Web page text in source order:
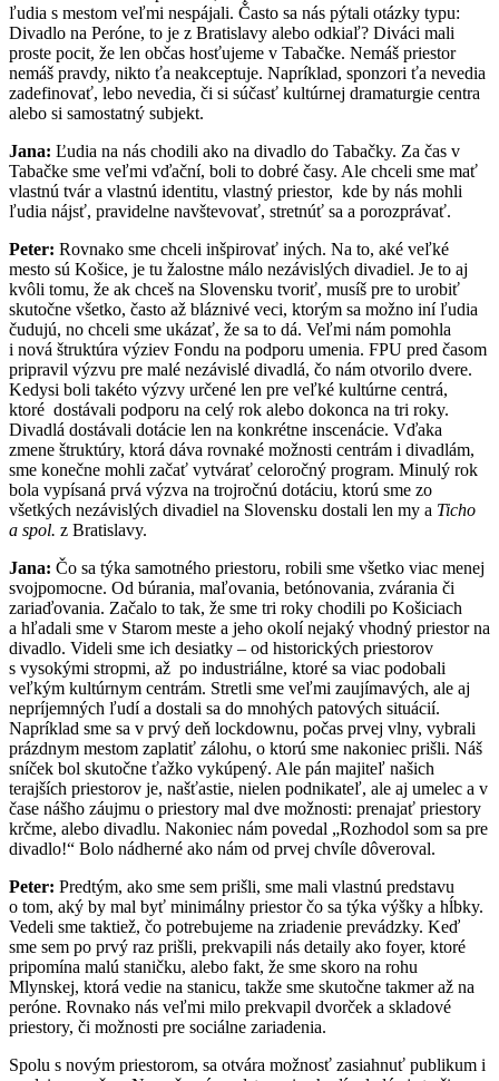
ľudia s mestom veľmi nespájali. Často sa nás pýtali otázky typu:
Divadlo na Peróne, to je z Bratislavy alebo odkiaľ? Diváci mali
proste pocit, že len občas hosťujeme v Tabačke. Nemáš priestor
nemáš pravdy, nikto ťa neakceptuje. Napríklad, sponzori ťa nevedia
zadefinovať, lebo nevedia, či si súčasť kultúrnej dramaturgie centra
alebo si samostatný subjekt.
Jana: Ľudia na nás chodili ako na divadlo do Tabačky. Za čas v
Tabačke sme veľmi vďační, boli to dobré časy. Ale chceli sme mať
vlastnú tvár a vlastnú identitu, vlastný priestor, kde by nás mohli
ľudia nájsť, pravidelne navštevovať, stretnúť sa a porozprávať.
Peter: Rovnako sme chceli inšpirovať iných. Na to, aké veľké
mesto sú Košice, je tu žalostne málo nezávislých divadiel. Je to aj
kvôli tomu, že ak chceš na Slovensku tvoriť, musíš pre to urobiť
skutočne všetko, často až bláznivé veci, ktorým sa možno iní ľudia
čudujú, no chceli sme ukázať, že sa to dá. Veľmi nám pomohla
i nová štruktúra výziev Fondu na podporu umenia. FPU pred časom
pripravil výzvu pre malé nezávislé divadlá, čo nám otvorilo dvere.
Kedysi boli takéto výzvy určené len pre veľké kultúrne centrá,
ktoré dostávali podporu na celý rok alebo dokonca na tri roky.
Divadlá dostávali dotácie len na konkrétne inscenácie. Vďaka
zmene štruktúry, ktorá dáva rovnaké možnosti centrám i divadlám,
sme konečne mohli začať vytvárať celoročný program. Minulý rok
bola vypísaná prvá výzva na trojročnú dotáciu, ktorú sme zo
všetkých nezávislých divadiel na Slovensku dostali len my a Ticho
a spol. z Bratislavy.
Jana: Čo sa týka samotného priestoru, robili sme všetko viac menej
svojpomocne. Od búrania, maľovania, betónovania, zvárania či
zariaďovania. Začalo to tak, že sme tri roky chodili po Košiciach
a hľadali sme v Starom meste a jeho okolí nejaký vhodný priestor na
divadlo. Videli sme ich desiatky – od historických priestorov
s vysokými stropmi, až po industriálne, ktoré sa viac podobali
veľkým kultúrnym centrám. Stretli sme veľmi zaujímavých, ale aj
nepríjemných ľudí a dostali sa do mnohých patových situácií.
Napríklad sme sa v prvý deň lockdownu, počas prvej vlny, vybrali
prázdnym mestom zaplatiť zálohu, o ktorú sme nakoniec prišli. Náš
sníček bol skutočne ťažko vykúpený. Ale pán majiteľ našich
terajších priestorov je, našťastie, nielen podnikateľ, ale aj umelec a v
čase nášho záujmu o priestory mal dve možnosti: prenajať priestory
krčme, alebo divadlu. Nakoniec nám povedal „Rozhodol som sa pre
divadlo!“ Bolo nádherné ako nám od prvej chvíle dôveroval.
Peter: Predtým, ako sme sem prišli, sme mali vlastnú predstavu
o tom, aký by mal byť minimálny priestor čo sa týka výšky a hĺbky.
Vedeli sme taktiež, čo potrebujeme na zriadenie prevádzky. Keď
sme sem po prvý raz prišli, prekvapili nás detaily ako foyer, ktoré
pripomína malú staničku, alebo fakt, že sme skoro na rohu
Mlynskej, ktorá vedie na stanicu, takže sme skutočne takmer až na
peróne. Rovnako nás veľmi milo prekvapil dvorček a skladové
priestory, či možnosti pre sociálne zariadenia.
Spolu s novým priestorom, sa otvára možnosť zasiahnuť publikum i